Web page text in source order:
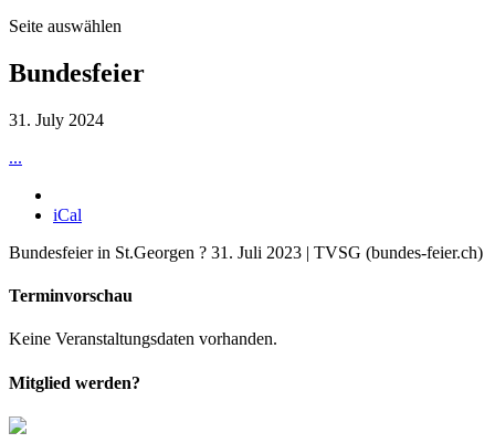
Seite auswählen
Bundesfeier
31. July 2024
...
iCal
Bundesfeier in St.Georgen ? 31. Juli 2023 | TVSG (bundes-feier.ch)
Terminvorschau
Keine Veranstaltungsdaten vorhanden.
Mitglied werden?